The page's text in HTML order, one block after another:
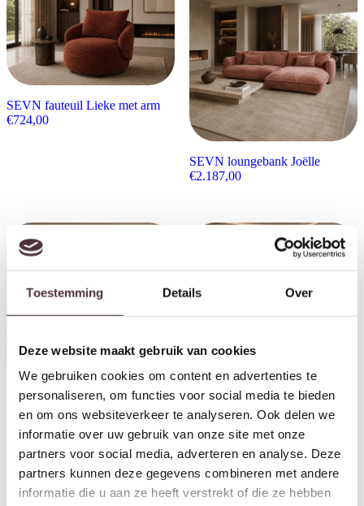
Toestemming Details Over
Deze website maakt gebruik van cookies
We gebruiken cookies om content en advertenties te
personaliseren, om functies voor social media te bieden
en om ons websiteverkeer te analyseren. Ook delen we
informatie over uw gebruik van onze site met onze
partners voor social media, adverteren en analyse. Deze
partners kunnen deze gegevens combineren met andere
informatie die u aan ze heeft verstrekt of die ze hebben
SEVN fauteuil Lieke met arm
€724,00
SEVN loungebank Joëlle
€2.187,00
SEVN eetkamerbank Louise
SEVN hoekbank Selina
2.481,00